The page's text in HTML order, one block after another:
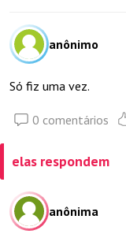
anônimo
Só fiz uma vez.
0 comentários
elas respondem
anônima